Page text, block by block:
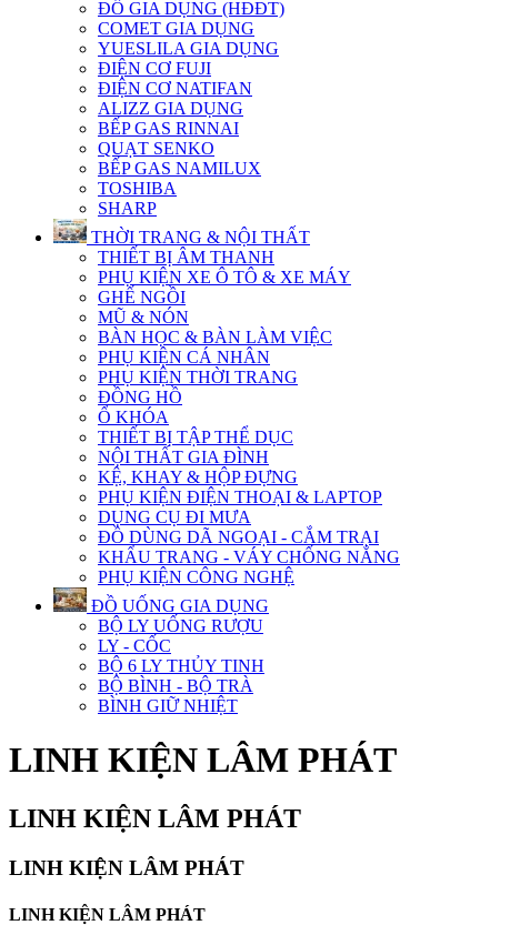
ĐỒ GIA DỤNG (HĐĐT)
COMET GIA DỤNG
YUESLILA GIA DỤNG
ĐIỆN CƠ FUJI
ĐIỆN CƠ NATIFAN
ALIZZ GIA DỤNG
BẾP GAS RINNAI
QUẠT SENKO
BẾP GAS NAMILUX
TOSHIBA
SHARP
THỜI TRANG & NỘI THẤT
THIẾT BỊ ÂM THANH
PHỤ KIỆN XE Ô TÔ & XE MÁY
GHẾ NGỒI
MŨ & NÓN
BÀN HỌC & BÀN LÀM VIỆC
PHỤ KIỆN CÁ NHÂN
PHỤ KIỆN THỜI TRANG
ĐỒNG HỒ
Ổ KHÓA
THIẾT BỊ TẬP THỂ DỤC
NỘI THẤT GIA ĐÌNH
KỆ, KHAY & HỘP ĐỰNG
PHỤ KIỆN ĐIỆN THOẠI & LAPTOP
DỤNG CỤ ĐI MƯA
ĐỒ DÙNG DÃ NGOẠI - CẮM TRẠI
KHẨU TRANG - VÁY CHỐNG NẮNG
PHỤ KIỆN CÔNG NGHỆ
ĐỒ UỐNG GIA DỤNG
BỘ LY UỐNG RƯỢU
LY - CỐC
BỘ 6 LY THỦY TINH
BỘ BÌNH - BỘ TRÀ
BÌNH GIỮ NHIỆT
LINH KIỆN LÂM PHÁT
LINH KIỆN LÂM PHÁT
LINH KIỆN LÂM PHÁT
LINH KIỆN LÂM PHÁT